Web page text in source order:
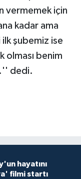
vermemek için
kadar ama
ilk şubemiz ise
olması benim
dedi.
hayatını
filmi startı